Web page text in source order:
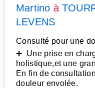
Martino à
LEVENS
Consulté pour une
➕ Une prise en
holistique,et une
En fin de
douleur envolée.